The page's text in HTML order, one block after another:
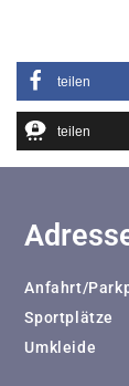
teilen
teilen
Anfahrt/
Sportplätze
Umkleide